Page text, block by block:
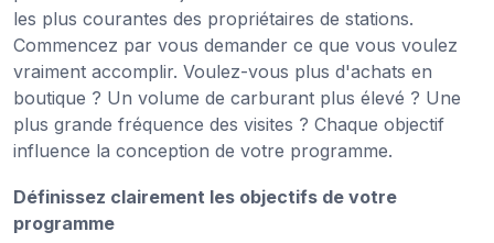
les plus courantes des propriétaires de stations.
Commencez par vous demander ce que vous voulez
vraiment accomplir. Voulez-vous plus d'achats en
boutique ? Un volume de carburant plus élevé ? Une
plus grande fréquence des visites ? Chaque objectif
influence la conception de votre programme.
Définissez clairement les objectifs de votre
programme